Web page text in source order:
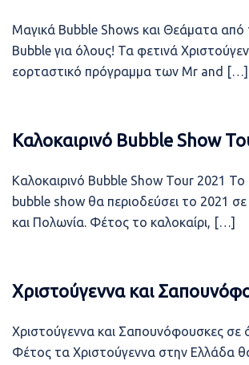
Μαγικά Bubble Shows και Θεάματα
Bubble για όλους! Τα φετινά
εορταστικό πρόγραμμα των Mr and […]
Καλοκαιρινό Bubble Show
Καλοκαιρινό Bubble Show Tour 2021 Το
bubble show θα περιοδεύσει το 2021
και Πολωνία. Φέτος το καλοκαίρι, […]
Χριστούγεννα και
Χριστούγεννα και Σαπουνόφουσκες σε
Φέτος τα Χριστούγεννα στην Ελλάδα